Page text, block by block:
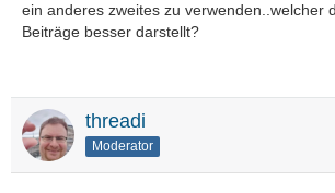
ein anderes zweites zu verwenden..welcher
Beiträge besser darstellt?
threadi
Moderator